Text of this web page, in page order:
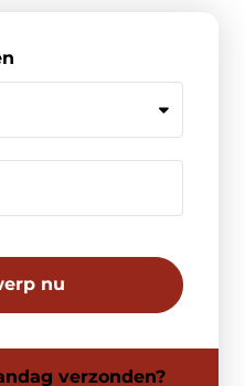
nu
verzonden?